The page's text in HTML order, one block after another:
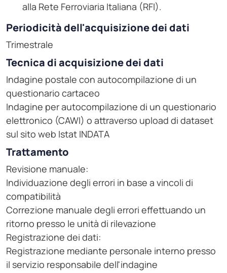
alla Rete Ferroviaria Italiana (RFI).
Periodicità dell'acquisizione dei dati
Trimestrale
Tecnica di acquisizione dei dati
Indagine postale con autocompilazione di un
questionario cartaceo
Indagine per autocompilazione di un questionario
elettronico (CAWI) o attraverso upload di dataset
sul sito web Istat INDATA
Trattamento
Revisione manuale:
Individuazione degli errori in base a vincoli di
compatibilità
Correzione manuale degli errori effettuando un
ritorno presso le unità di rilevazione
Registrazione dei dati:
Registrazione mediante personale interno presso
il servizio responsabile dell'indagine